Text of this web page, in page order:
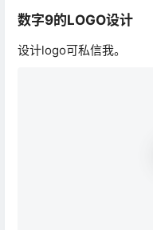
数字9的LOGO设计
设计logo可私信我。